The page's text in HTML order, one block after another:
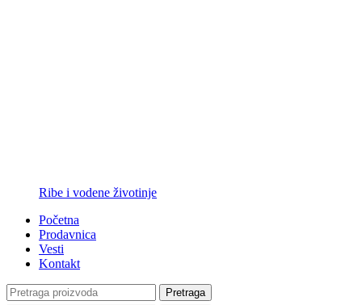
Ribe i vodene životinje
Početna
Prodavnica
Vesti
Kontakt
Pretraga